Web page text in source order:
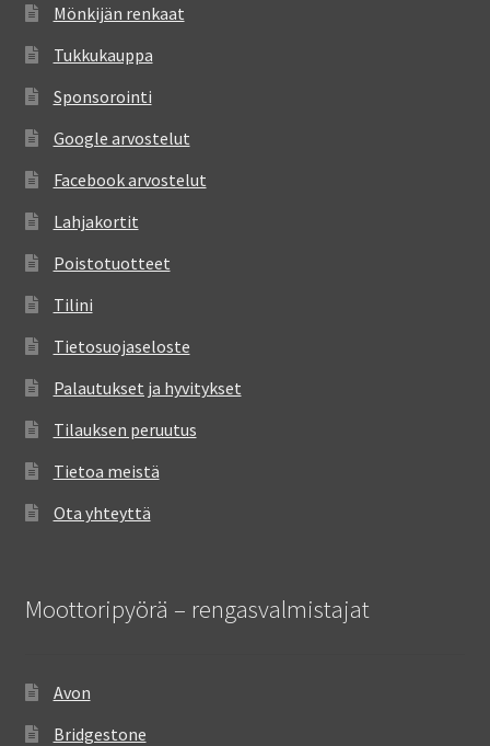
Mönkijän renkaat
Tukkukauppa
Sponsorointi
Google arvostelut
Facebook arvostelut
Lahjakortit
Poistotuotteet
Tilini
Tietosuojaseloste
Palautukset ja hyvitykset
Tilauksen peruutus
Tietoa meistä
Ota yhteyttä
Moottoripyörä – rengasvalmistajat
Avon
Bridgestone